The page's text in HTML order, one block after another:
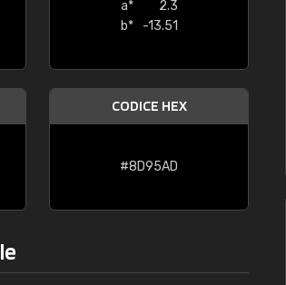
a*
2.3
b*
-13.51
CODICE HEX
#8D95AD